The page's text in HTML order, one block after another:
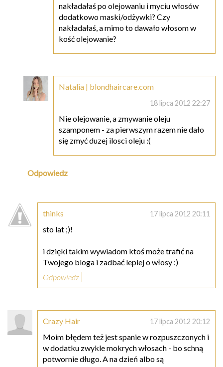
nakładałaś po olejowaniu i myciu włosów
dodatkowo maski/odżywki? Czy
nakładałaś, a mimo to dawało włosom w
kość olejowanie?
Natalia | blondhaircare.com
18 lipca 2012 22:27
Nie olejowanie, a zmywanie oleju
szamponem - za pierwszym razem nie dało
się zmyć duzej ilosci oleju :(
Odpowiedz
thinks 17 lipca 2012 20:11
sto lat ;)!
i dzięki takim wywiadom ktoś może trafić na
Twojego bloga i zadbać lepiej o włosy :)
Odpowiedz
Crazy Hair 17 lipca 2012 20:12
Moim błędem też jest spanie w rozpuszczonych i
w dodatku zwykle mokrych włosach - bo schną
potwornie długo. A na dzień albo są